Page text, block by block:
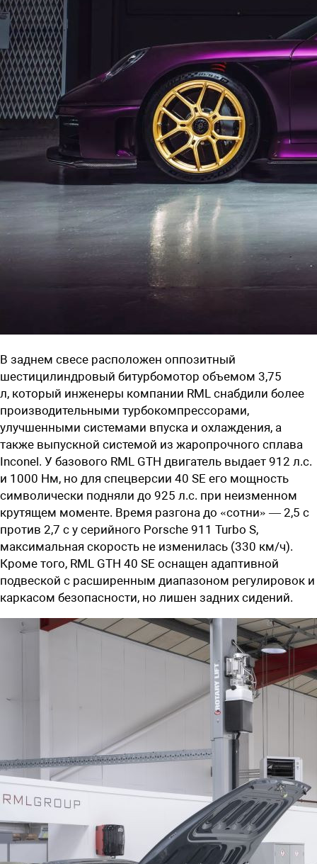
В заднем свесе расположен оппозитный
шестицилиндровый битурбомотор объемом 3,75
л, который инженеры компании RML снабдили более
производительными турбокомпрессорами,
улучшенными системами впуска и охлаждения, а
также выпускной системой из жаропрочного сплава
Inconel. У базового RML GTH двигатель выдает 912 л.с.
и 1000 Нм, но для спецверсии 40 SE его мощность
символически подняли до 925 л.с. при неизменном
крутящем моменте. Время разгона до «сотни» — 2,5 с
против 2,7 с у серийного Porsche 911 Turbo S,
максимальная скорость не изменилась (330 км/ч).
Кроме того, RML GTH 40 SE оснащен адаптивной
подвеской с расширенным диапазоном регулировок и
каркасом безопасности, но лишен задних сидений.